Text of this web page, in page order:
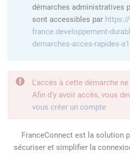
démarches administratives
sont accessibles par
france.developpement-
demarches-acces-rapides-
L'accès à cette démarche
Afin d'y avoir accès, vous
vous créer un compte
FranceConnect est la solution
sécuriser et simplifier la